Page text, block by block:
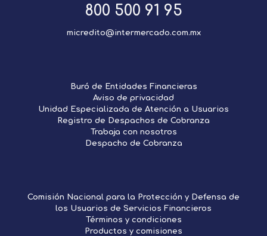
800 500 91 95
micredito@intermercado.com.mx
Buró de Entidades Financieras
Aviso de privacidad
Unidad Especializada de Atención a Usuarios
Registro de Despachos de Cobranza
Trabaja con nosotros
Despacho de Cobranza
Comisión Nacional para la Protección y Defensa de
los Usuarios de Servicios Financieros
Términos y condiciones
Productos y comisiones